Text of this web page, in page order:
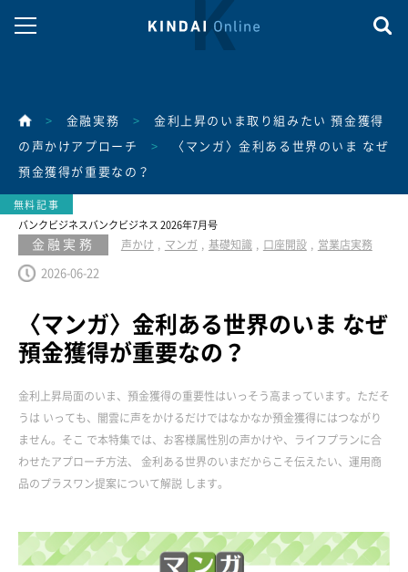
> 金融実務 > 金利上昇のいま取り組みたい 預金獲得
の声かけアプローチ > 〈マンガ〉金利ある世界のいま なぜ
預金獲得が重要なの？
バンクビジネスバンクビジネス 2026年7月号
金融実務 声かけ マンガ 基礎知識 口座開設 営業店実務
2026-06-22
〈マンガ〉金利ある世界のいま なぜ
預金獲得が重要なの？
金利上昇局面のいま、預金獲得の重要性はいっそう高まっています。ただそ
うは いっても、闇雲に声をかけるだけではなかなか預金獲得にはつながり
ません。そこ で本特集では、お客様属性別の声かけや、ライフプランに合
わせたアプローチ方法、 金利ある世界のいまだからこそ伝えたい、運用商
品のプラスワン提案について解説 します。